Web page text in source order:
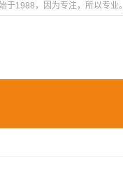
于1988，因为专注，所以专业。